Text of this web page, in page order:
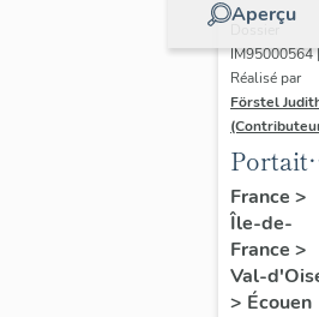
Aperçu
Dossier
IM95000564 |
Réalisé par
Förstel
Portait
en
ovale.
France >
Île-de-
France >
Val-
> Écouen